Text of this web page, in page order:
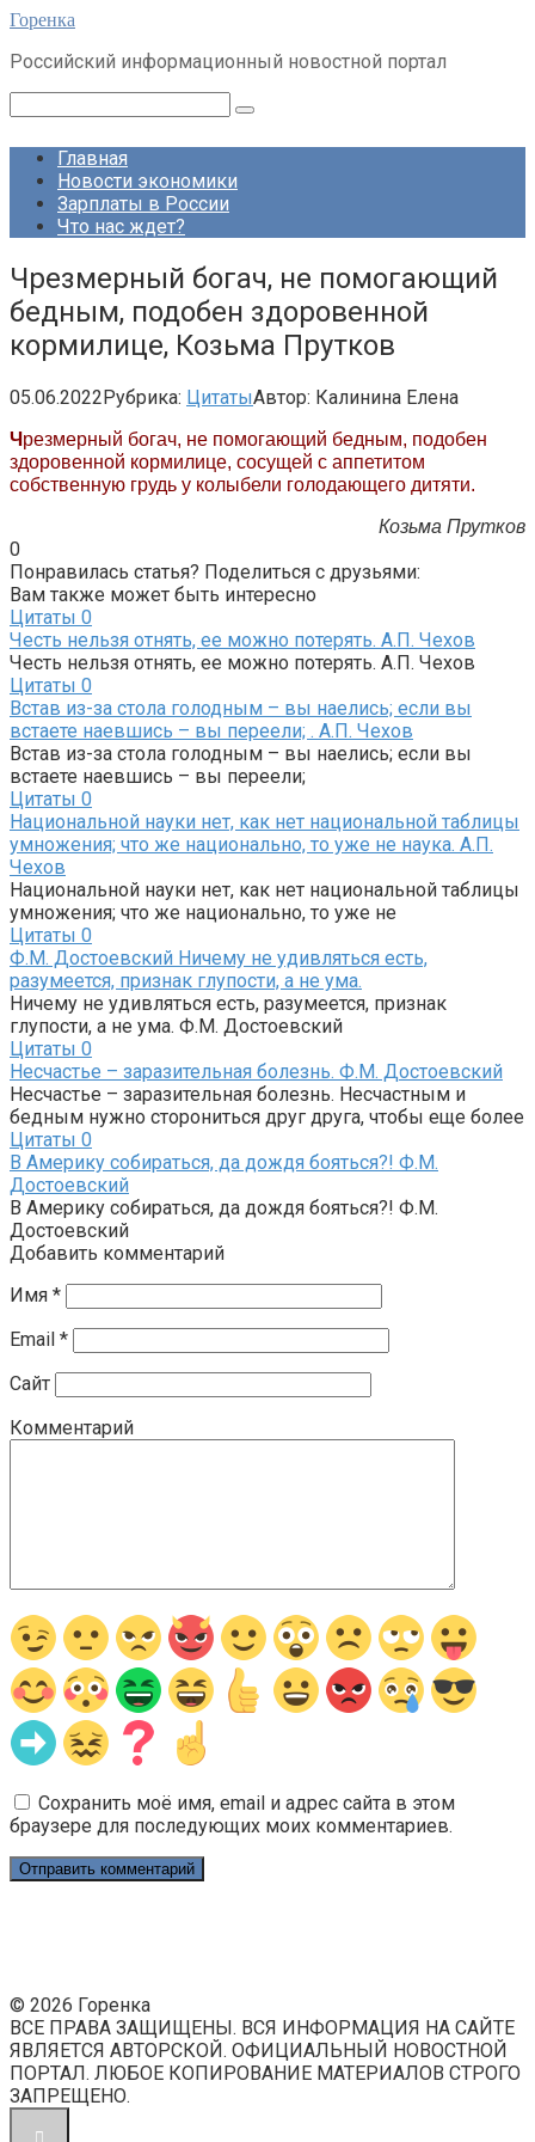
Перейти
контенту
Горенка
Российский информационный новостной портал
Главная
Новости экономики
Зарплаты в России
Что нас ждет?
Чрезмерный богач, не помогающий
бедным, подобен здоровенной
кормилице, Козьма Прутков
05.06.2022Рубрика: ЦитатыАвтор: Калинина Елена
Ч резмерный богач, не помогающий бедным, подобен
здоровенной кормилице, сосущей с аппетитом
собственную грудь у колыбели голодающего дитяти.
Козьма Прутков
0
Понравилась статья? Поделиться с друзьями:
Вам также может быть интересно
Цитаты 0
Честь нельзя отнять, ее можно потерять. А.П. Чехов
Честь нельзя отнять, ее можно потерять. А.П. Чехов
Цитаты 0
Встав из-за стола голодным – вы наелись; если вы
встаете наевшись – вы переели; . А.П. Чехов
Встав из-за стола голодным – вы наелись; если вы
встаете наевшись – вы переели;
Цитаты 0
Национальной науки нет, как нет национальной таблицы
умножения; что же национально, то уже не наука. А.П.
Чехов
Национальной науки нет, как нет национальной таблицы
умножения; что же национально, то уже не
Цитаты 0
Ф.М. Достоевский Ничему не удивляться есть,
разумеется, признак глупости, а не ума.
Ничему не удивляться есть, разумеется, признак
глупости, а не ума. Ф.М. Достоевский
Цитаты 0
Несчастье – заразительная болезнь. Ф.М. Достоевский
Несчастье – заразительная болезнь. Несчастным и
бедным нужно сторониться друг друга, чтобы еще более
Цитаты 0
В Америку собираться, да дождя бояться?! Ф.М.
Достоевский
В Америку собираться, да дождя бояться?! Ф.М.
Достоевский
Добавить комментарий
Имя *
Email *
Сайт
Комментарий
Сохранить моё имя, email и адрес сайта в этом
браузере для последующих моих комментариев.
© 2026 Горенка
ВСЕ ПРАВА ЗАЩИЩЕНЫ. ВСЯ ИНФОРМАЦИЯ НА САЙТЕ
ЯВЛЯЕТСЯ АВТОРСКОЙ. ОФИЦИАЛЬНЫЙ НОВОСТНОЙ
ПОРТАЛ. ЛЮБОЕ КОПИРОВАНИЕ МАТЕРИАЛОВ СТРОГО
ЗАПРЕЩЕНО.